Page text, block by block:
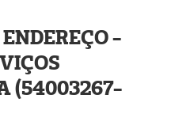
-
(54003267-